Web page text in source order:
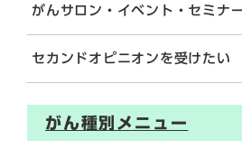
がんサロン・イベント・セミナ
セカンドオピニオンを受けたい
がん種別メニュー